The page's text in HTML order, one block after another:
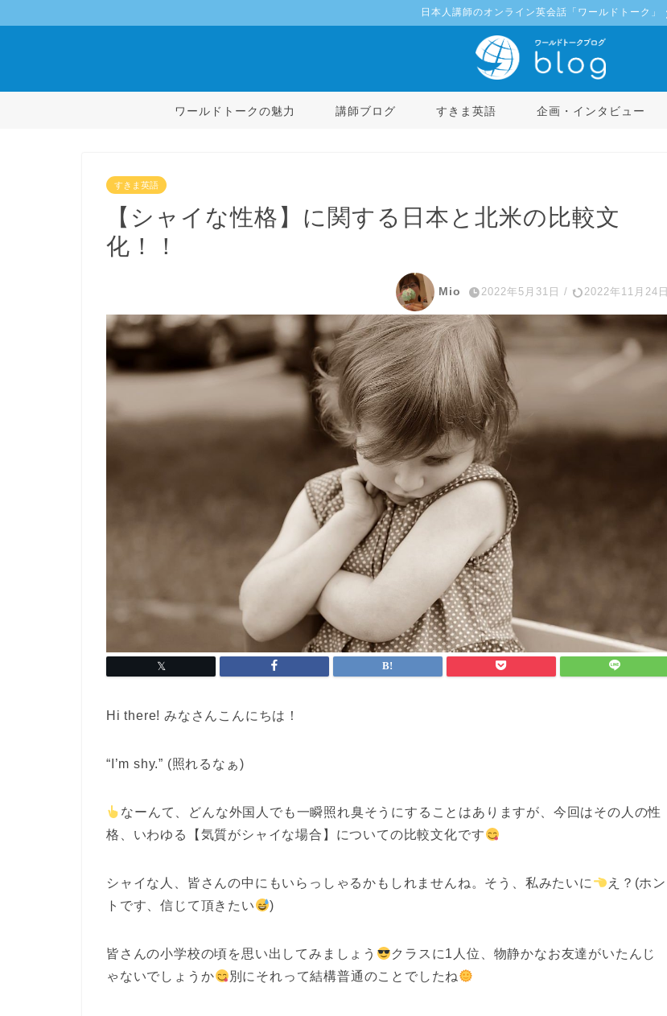
日本人講師のオンライン英会話「ワールドトーク」
ワールドトークの魅力 講師ブログ すきま英語 企画・インタビュー
すきま英語
【シャイな性格】に関する日本と北米の比較文
化！！
Mio 2022年5月31日 / 2022年11月24日
Hi there! みなさんこんにちは！
“I’m shy.” (照れるなぁ)
なーんて、どんな外国人でも一瞬照れ臭そうにすることはありますが、今回はその人の性
格、いわゆる【気質がシャイな場合】についての比較文化です
シャイな人、皆さんの中にもいらっしゃるかもしれませんね。そう、私みたいに
え？(ホン
トです、信じて頂きたい
)
皆さんの小学校の頃を思い出してみましょう
クラスに1人位、物静かなお友達がいたんじ
ゃないでしょうか
別にそれって結構普通のことでしたね